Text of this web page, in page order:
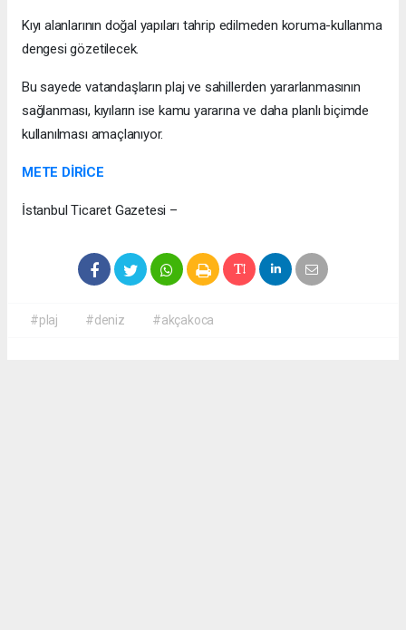
Kıyı alanlarının doğal yapıları tahrip edilmeden koruma-kullanma
dengesi gözetilecek.
Bu sayede vatandaşların plaj ve sahillerden yararlanmasının
sağlanması, kıyıların ise kamu yararına ve daha planlı biçimde
kullanılması amaçlanıyor.
METE DİRİCE
İstanbul Ticaret Gazetesi –
#plaj #deniz #akçakoca